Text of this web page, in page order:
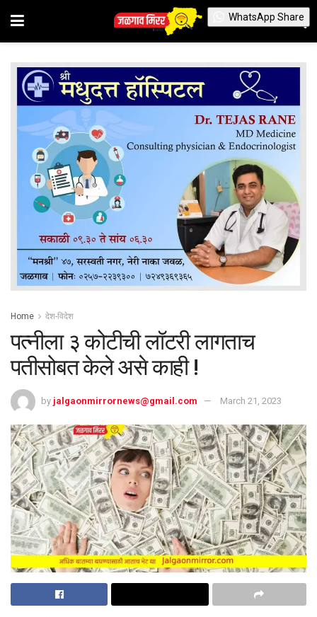
Home देश-विदेश
पत्नीला ३ कोटीची लॉटरी लागताच
पतीसोबत केले असे काही !
by jalgaonmirrornews@gmail.com March 21, 2023
WhatsApp Share